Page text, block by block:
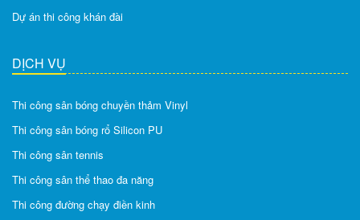
Dự án thi công khán đài
DỊCH VỤ
Thi công sân bóng chuyền thảm Vinyl
Thi công sân bóng rổ Silicon PU
Thi công sân tennis
Thi công sân thể thao đa năng
Thi công đường chạy điền kinh